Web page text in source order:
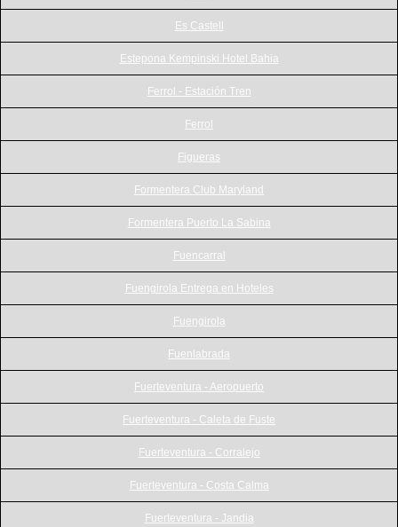
Es Castell
Estepona Kempinski Hotel Bahia
Ferrol - Estación Tren
Ferrol
Figueras
Formentera Club Maryland
Formentera Puerto La Sabina
Fuencarral
Fuengirola Entrega en Hoteles
Fuengirola
Fuenlabrada
Fuerteventura - Aeropuerto
Fuerteventura - Caleta de Fuste
Fuerteventura - Corralejo
Fuerteventura - Costa Calma
Fuerteventura - Jandia